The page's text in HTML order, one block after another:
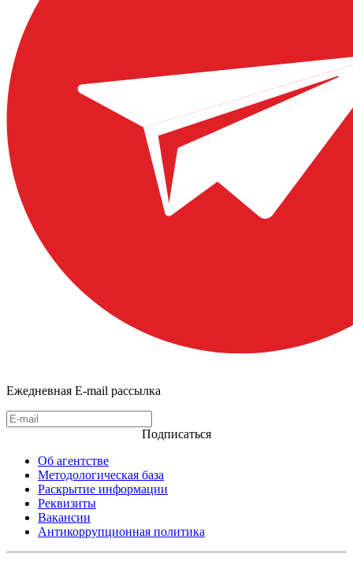
Ежедневная E-mail рассылка
Подписаться
Об агентстве
Методологическая база
Раскрытие информации
Реквизиты
Вакансии
Антикоррупционная политика